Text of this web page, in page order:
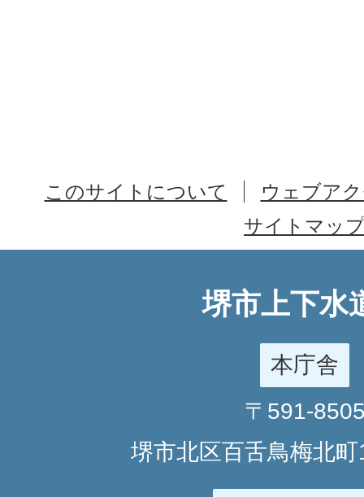
このサイトについて
ウェブア
サイトマッ
堺市上下水
本庁舎
〒591-
堺市北区百舌鳥梅北